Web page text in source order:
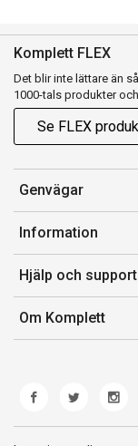
Komplett FLEX
Det blir inte lättare än
1000-tals produkter
Se FLEX
Genvägar
Konto
Orderhistorik
Presentkort
Komplett Club
Information
Försäljningsvillkor
Medlemsvillkor for
Lediga tjänster
Hjälp och support
Kontakta oss
Kundservice
Produkthjälp och retur
Felsökning och
Om Komplett